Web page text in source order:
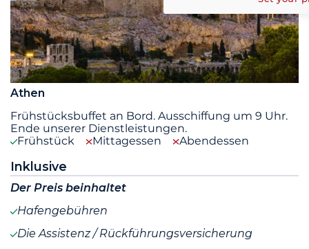
Athen
Frühstücksbuffet an Bord. Ausschiffung um 9 Uhr.
Ende unserer Dienstleistungen.
Frühstück
Mittagessen Abendessen
Inklusive
Der Preis beinhaltet
Hafengebühren
Die Assistenz / Rückführungsversicherung